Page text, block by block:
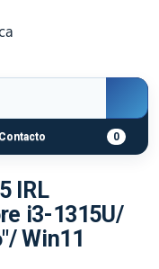
Contacto 0
IRL
i3-1315U/
Win11